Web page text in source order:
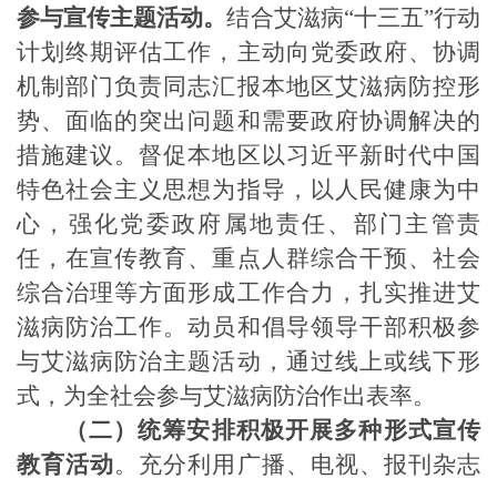
参与宣传主题活动。结合艾滋病“十三五”行动
计划终期评估工作，主动向党委政府、协调
机制部门负责同志汇报本地区艾滋病防控形
势、面临的突出问题和需要政府协调解决的
措施建议。督促本地区以习近平新时代中国
特色社会主义思想为指导，以人民健康为中
心，强化党委政府属地责任、部门主管责
任，在宣传教育、重点人群综合干预、社会
综合治理等方面形成工作合力，扎实推进艾
滋病防治工作。动员和倡导领导干部积极参
与艾滋病防治主题活动，通过线上或线下形
式，为全社会参与艾滋病防治作出表率。
（二）统筹安排积极开展多种形式宣传
教育活动。 充分利用广播、电视、报刊杂志